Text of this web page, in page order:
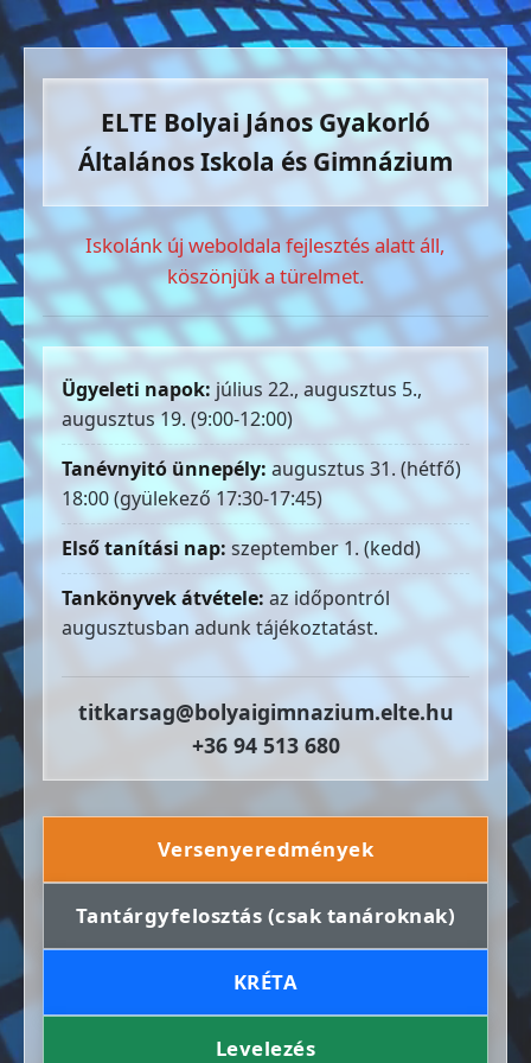
ELTE Bolyai János Gyakorló
Általános Iskola és Gimnázium
Iskolánk új weboldala fejlesztés alatt áll,
köszönjük a türelmet.
Ügyeleti napok: július 22., augusztus 5.,
augusztus 19. (9:00-12:00)
Tanévnyitó ünnepély: augusztus 31. (hétfő)
18:00 (gyülekező 17:30-17:45)
Első tanítási nap: szeptember 1. (kedd)
Tankönyvek átvétele: az időpontról
augusztusban adunk tájékoztatást.
titkarsag@bolyaigimnazium.elte.hu
+36 94 513 680
Versenyeredmények
Tantárgyfelosztás (csak tanároknak)
KRÉTA
Levelezés